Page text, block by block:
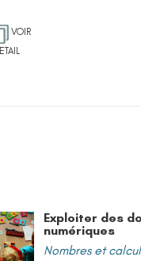
VOIR
Exploiter des
numériques
Nombres et